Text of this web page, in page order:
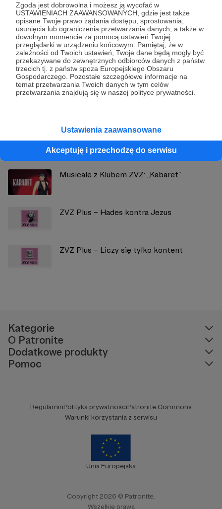
Zgoda jest dobrowolna i możesz ją wycofać w
USTAWIENIACH ZAAWANSOWANYCH, gdzie jest także
opisane Twoje prawo żądania dostępu, sprostowania,
usunięcia lub ograniczenia przetwarzania danych, a także w
dowolnym momencie za pomocą ustawień Twojej
przeglądarki w urządzeniu końcowym. Pamiętaj, że w
zależności od Twoich ustawień, Twoje dane będą mogły być
przekazywane do zewnętrznych odbiorców danych z państw
trzecich tj. z państw spoza Europejskiego Obszaru
Gospodarczego. Pozostałe szczegółowe informacje na
temat przetwarzania Twoich danych w tym celów
przetwarzania znajdują się w naszej polityce prywatności.
Ustawienia zaawansowane
Akceptuję i przechodzę do serwisu
Podcast ZVZ – Paweł Opydo, Katarzyna
Czajka-Kominiarczuk
Zobacz profil autora
Zobacz również
Musicale z Klubem ZVZ: „Kabaret”
ZVZ Plus – Hades kontra Jezus
ZVZ Plus – Liczy się tylko kontent
Kategorie
O Patronite
Dodatkowe produkty
Pomoc
RegulaminPolityka prywatnościPatronite Commons
Warunki korzystania z serwisu
Unia Europejska
Copyright 2026 © Patronite.
Wszelkie prawa